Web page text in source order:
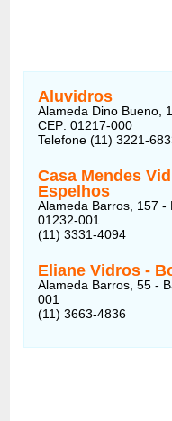
Aluvidros
Alameda Dino Bueno,
CEP: 01217-000
Telefone (11) 3221-
Casa Mendes
Espelhos
Alameda Barros, 157 -
01232-001
(11) 3331-4094
Eliane Vidros-
Alameda Barros, 55 -
001
(11) 3663-4836